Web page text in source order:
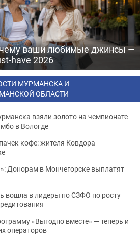
ваши любимые джинсы —
have 2026
МУРМАНСКА И
ОБЛАСТИ
взяли золото на чемпионате
в Вологде
кофе: жителя Ковдора
Донорам в Мончегорске выплатят
вошла в лидеры по СЗФО по росту
«Выгодно вместе» — теперь и
операторов